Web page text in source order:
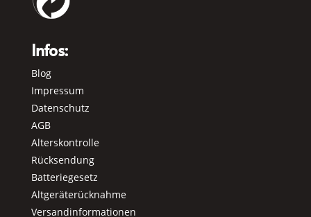
Infos:
Blog
Impressum
Datenschutz
AGB
Alterskontrolle
Rücksendung
Batteriegesetz
Altgeräterücknahme
Versandinformationen